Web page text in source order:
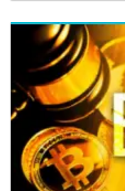
Hóa Mới tại